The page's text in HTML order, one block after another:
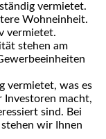
vermietet.
Wohneinheit.
vermietet.
stehen am
vermietet, was es
macht,
sind. Bei
wir Ihnen